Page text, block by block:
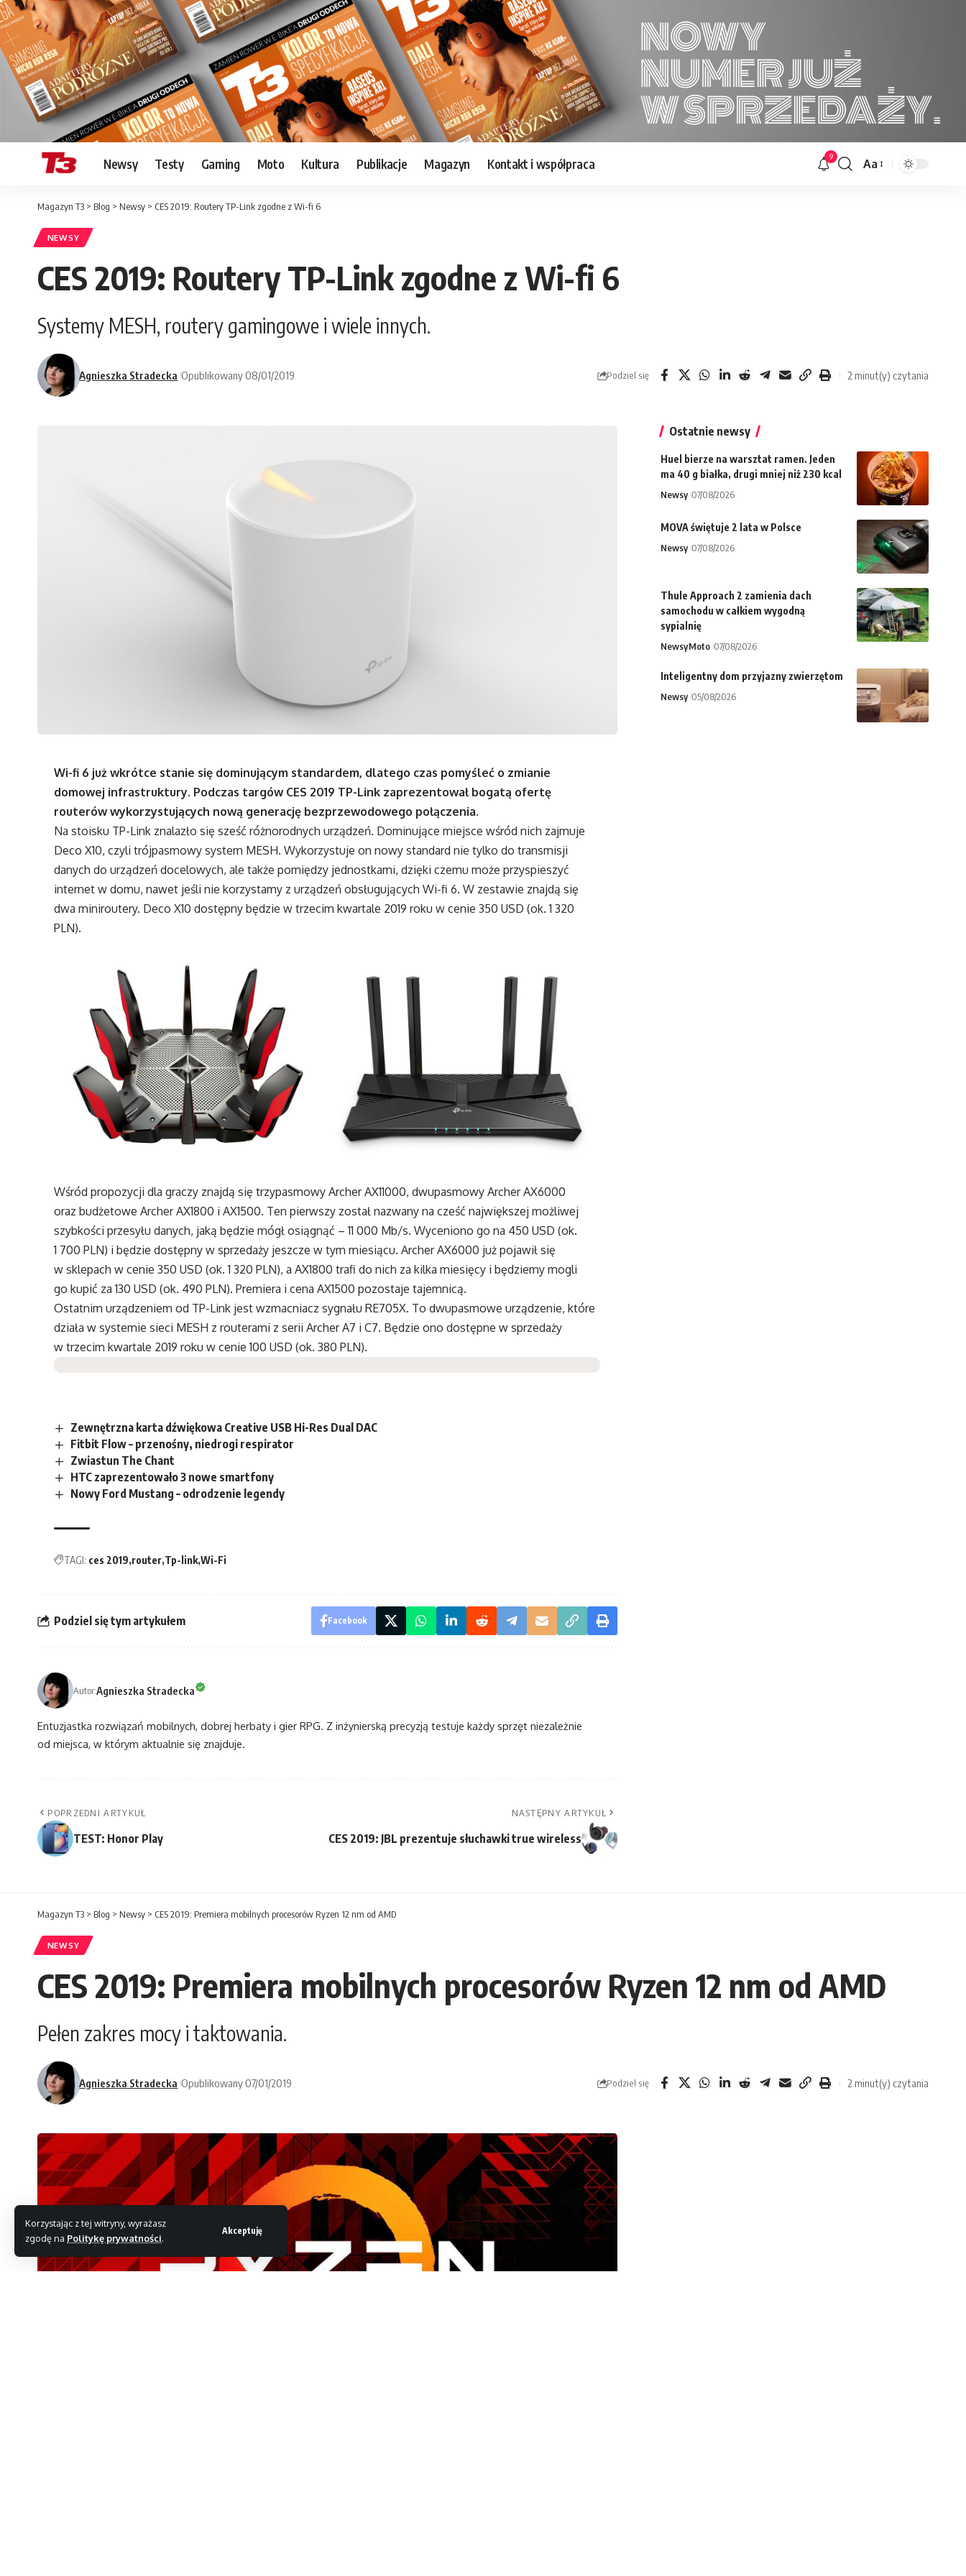
Korzystając z tej witryny, wyrażasz
zgodę na Politykę prywatności.
Akceptuję
Newsy Testy Gaming Moto Kultura Publikacje Magazyn Kontakt i współpraca 9
Font
Aa
Magazyn T3 > Blog > Newsy > CES 2019: Routery TP-Link zgodne z Wi-fi 6
NEWSY
CES 2019: Routery TP-Link zgodne z Wi-fi 6
Systemy MESH, routery gamingowe i wiele innych.
Agnieszka Stradecka Opublikowany 08/01/2019 Podziel się 2 minut(y) czytania
Wi-fi 6 już wkrótce stanie się dominującym standardem, dlatego czas pomyśleć o zmianie
domowej infrastruktury. Podczas targów CES 2019 TP-Link zaprezentował bogatą ofertę
routerów wykorzystujących nową generację bezprzewodowego połączenia.
Na stoisku TP-Link znalazło się sześć różnorodnych urządzeń. Dominujące miejsce wśród nich zajmuje
Deco X10, czyli trójpasmowy system MESH. Wykorzystuje on nowy standard nie tylko do transmisji
danych do urządzeń docelowych, ale także pomiędzy jednostkami, dzięki czemu może przyspieszyć
internet w domu, nawet jeśli nie korzystamy z urządzeń obsługujących Wi-fi 6. W zestawie znajdą się
dwa miniroutery. Deco X10 dostępny będzie w trzecim kwartale 2019 roku w cenie 350 USD (ok. 1 320
PLN).
Wśród propozycji dla graczy znajdą się trzypasmowy Archer AX11000, dwupasmowy Archer AX6000
oraz budżetowe Archer AX1800 i AX1500. Ten pierwszy został nazwany na cześć największej możliwej
szybkości przesyłu danych, jaką będzie mógł osiągnąć – 11 000 Mb/s. Wyceniono go na 450 USD (ok.
1 700 PLN) i będzie dostępny w sprzedaży jeszcze w tym miesiącu. Archer AX6000 już pojawił się
w sklepach w cenie 350 USD (ok. 1 320 PLN), a AX1800 trafi do nich za kilka miesięcy i będziemy mogli
go kupić za 130 USD (ok. 490 PLN). Premiera i cena AX1500 pozostaje tajemnicą.
Ostatnim urządzeniem od TP-Link jest wzmacniacz sygnału RE705X. To dwupasmowe urządzenie, które
działa w systemie sieci MESH z routerami z serii Archer A7 i C7. Będzie ono dostępne w sprzedaży
w trzecim kwartale 2019 roku w cenie 100 USD (ok. 380 PLN).
Zewnętrzna karta dźwiękowa Creative USB Hi-Res Dual DAC
Fitbit Flow – przenośny, niedrogi respirator
Zwiastun The Chant
HTC zaprezentowało 3 nowe smartfony
Nowy Ford Mustang – odrodzenie legendy
TAGI: ces 2019 router Tp-link Wi-Fi
Podziel się tym artykułem Facebook
Autor:Agnieszka Stradecka
Entuzjastka rozwiązań mobilnych, dobrej herbaty i gier RPG. Z inżynierską precyzją testuje każdy sprzęt niezależnie
od miejsca, w którym aktualnie się znajduje.
POPRZEDNI ARTYKUŁ
TEST: Honor Play
NASTĘPNY ARTYKUŁ
CES 2019: JBL prezentuje słuchawki true wireless
Ostatnie newsy
Huel bierze na warsztat ramen. Jeden
ma 40 g białka, drugi mniej niż 230 kcal
Newsy 07/08/2026
MOVA świętuje 2 lata w Polsce
Newsy 07/08/2026
Thule Approach 2 zamienia dach
samochodu w całkiem wygodną
sypialnię
NewsyMoto 07/08/2026
Inteligentny dom przyjazny zwierzętom
Newsy 05/08/2026
Magazyn T3 > Blog > Newsy > CES 2019: Premiera mobilnych procesorów Ryzen 12 nm od AMD
NEWSY
CES 2019: Premiera mobilnych procesorów Ryzen 12 nm od AMD
Pełen zakres mocy i taktowania.
Agnieszka Stradecka Opublikowany 07/01/2019 Podziel się 2 minut(y) czytania